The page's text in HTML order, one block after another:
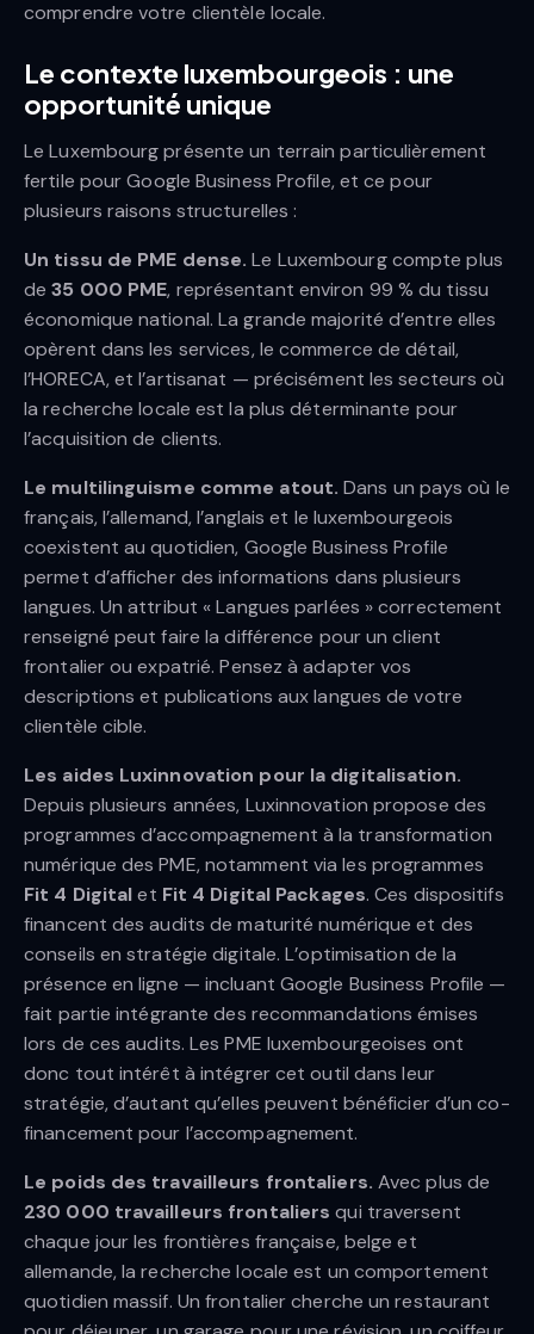
comprendre votre clientèle locale.
Le contexte luxembourgeois : une
opportunité unique
Le Luxembourg présente un terrain particulièrement
fertile pour Google Business Profile, et ce pour
plusieurs raisons structurelles :
Un tissu de PME dense. Le Luxembourg compte plus
de35 000 PME, représentant environ 99 % du tissu
économique national. La grande majorité d’entre elles
opèrent dans les services, le commerce de détail,
l’HORECA, et l’artisanat — précisément les secteurs où
la recherche locale est la plus déterminante pour
l’acquisition de clients.
Le multilinguisme comme atout. Dans un pays où le
français, l’allemand, l’anglais et le luxembourgeois
coexistent au quotidien, Google Business Profile
permet d’afficher des informations dans plusieurs
langues. Un attribut « Langues parlées » correctement
renseigné peut faire la différence pour un client
frontalier ou expatrié. Pensez à adapter vos
descriptions et publications aux langues de votre
clientèle cible.
Les aides Luxinnovation pour la digitalisation.
Depuis plusieurs années, Luxinnovation propose des
programmes d’accompagnement à la transformation
numérique des PME, notamment via les programmes
Fit 4 Digitalet Fit 4 Digital Packages. Ces dispositifs
financent des audits de maturité numérique et des
conseils en stratégie digitale. L’optimisation de la
présence en ligne — incluant Google Business Profile —
fait partie intégrante des recommandations émises
lors de ces audits. Les PME luxembourgeoises ont
donc tout intérêt à intégrer cet outil dans leur
stratégie, d’autant qu’elles peuvent bénéficier d’un co-
financement pour l’accompagnement.
Le poids des travailleurs frontaliers. Avec plus de
230 000 travailleurs frontaliers qui traversent
chaque jour les frontières française, belge et
allemande, la recherche locale est un comportement
quotidien massif. Un frontalier cherche un restaurant